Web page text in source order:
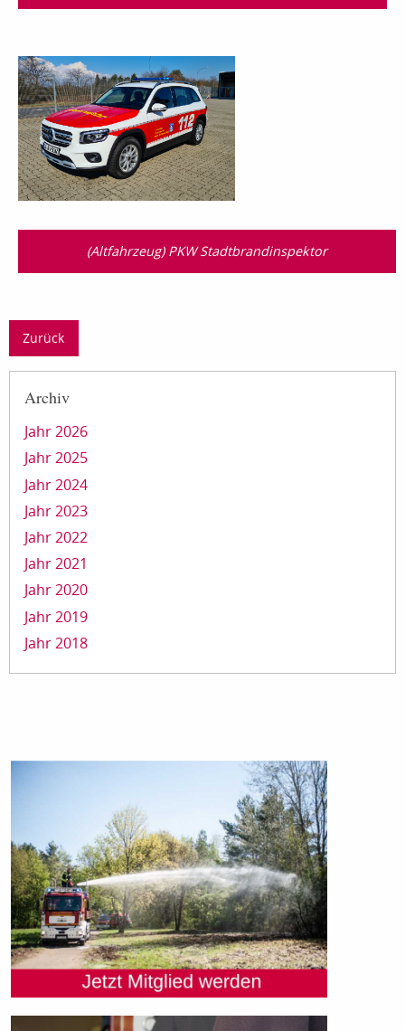
(Altfahrzeug) PKW Stadtbrandinspektor
Zurück
Archiv
Jahr 2026
Jahr 2025
Jahr 2024
Jahr 2023
Jahr 2022
Jahr 2021
Jahr 2020
Jahr 2019
Jahr 2018